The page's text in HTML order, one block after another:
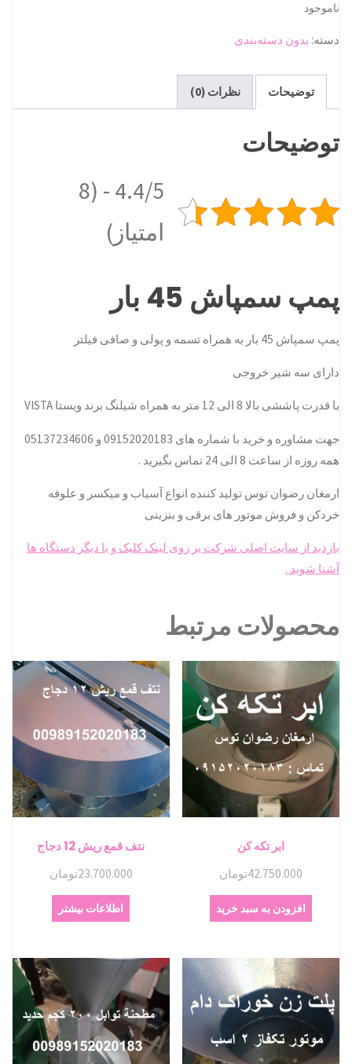
ناموجود
دسته: بدون دسته‌بندی
توضیحات نظرات (0)
توضیحات
4.4/5 - (8
امتیاز)
پمپ سمپاش 45 بار
پمپ سمپاش 45 بار به همراه تسمه و پولی و صافی فیلتر
دارای سه شیر خروجی
با قدرت پاششی بالا 8 الی 12 متر به همراه شیلنگ برند ویستا VISTA
جهت مشاوره و خرید با شماره های 09152020183 و 05137234606
همه روزه از ساعت 8 الی 24 تماس بگیرید .
ارمغان رضوان توس تولید کننده انواع آسیاب و میکسر و علوفه
خردکن و فروش موتور های برقی و بنزینی
بازدید از سایت اصلی شرکت بر روی لینک کلیک و با دیگر دستگاه ها
آشنا شوید .
محصولات مرتبط
ابر تکه کن
42.750.000تومان
افزودن به سبد خرید
نتف قمع ریش 12 دجاج
23.700.000تومان
اطلاعات بیشتر